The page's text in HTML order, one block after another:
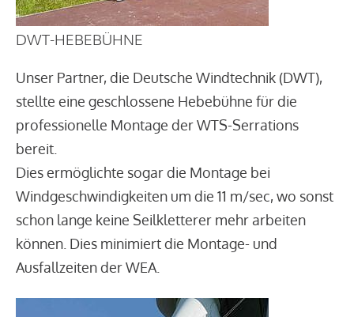
DWT-HEBEBÜHNE
Unser Partner, die Deutsche Windtechnik (DWT),
stellte eine geschlossene Hebebühne für die
professionelle Montage der WTS-Serrations
bereit.
Dies ermöglichte sogar die Montage bei
Windgeschwindigkeiten um die 11 m/sec, wo sonst
schon lange keine Seilkletterer mehr arbeiten
können. Dies minimiert die Montage- und
Ausfallzeiten der WEA.